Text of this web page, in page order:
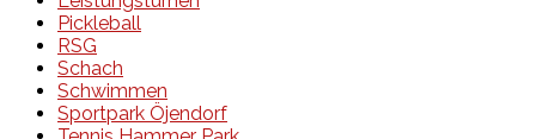
Pickleball
RSG
Schach
Schwimmen
Sportpark Öjendorf